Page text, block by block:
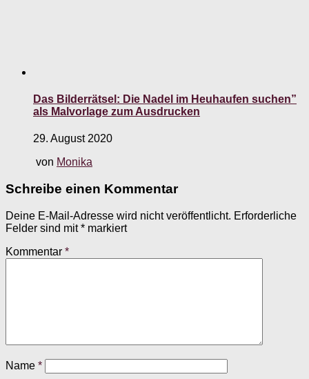
Das Bilderrätsel: Die Nadel im Heuhaufen suchen”
als Malvorlage zum Ausdrucken
29. August 2020
von Monika
Schreibe einen Kommentar
Deine E-Mail-Adresse wird nicht veröffentlicht. Erforderliche
Felder sind mit* markiert
Kommentar *
Name *